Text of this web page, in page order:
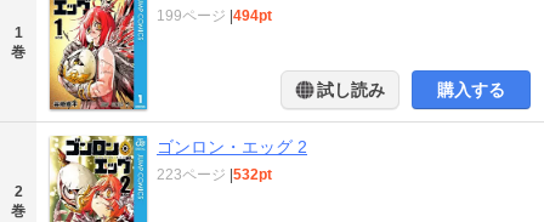
1
巻
199ページ 494pt
試し読み 購入する
2
巻
ゴンロン・エッグ 2
223ページ 532pt